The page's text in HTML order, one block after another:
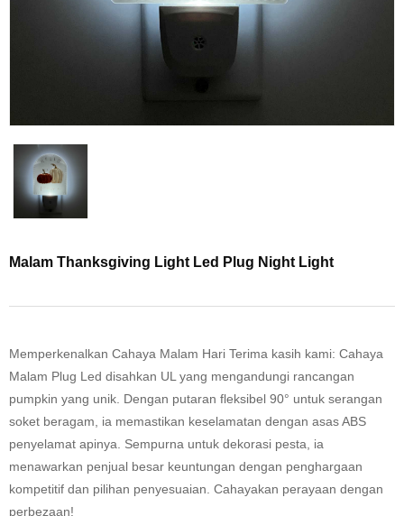
Malam Thanksgiving Light Led Plug Night Light
Memperkenalkan Cahaya Malam Hari Terima kasih kami: Cahaya
Malam Plug Led disahkan UL yang mengandungi rancangan
pumpkin yang unik. Dengan putaran fleksibel 90° untuk serangan
soket beragam, ia memastikan keselamatan dengan asas ABS
penyelamat apinya. Sempurna untuk dekorasi pesta, ia
menawarkan penjual besar keuntungan dengan penghargaan
kompetitif dan pilihan penyesuaian. Cahayakan perayaan dengan
perbezaan!